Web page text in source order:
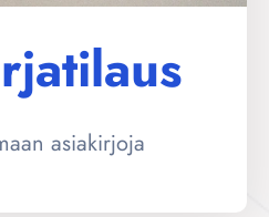
asiakirjoja